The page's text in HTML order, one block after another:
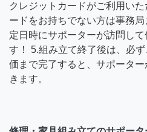
クレジットカードがご利用い
ードをお持ちでない方は事務
定日時にサポーターが訪問し
す！ 5.組み立て終了後は、必
価まで完了すると、サポータ
きます。